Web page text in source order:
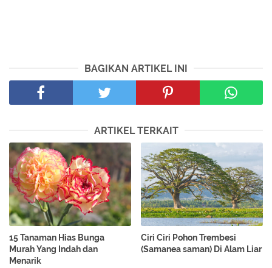
BAGIKAN ARTIKEL INI
ARTIKEL TERKAIT
15 Tanaman Hias Bunga
Murah Yang Indah dan
Menarik
Ciri Ciri Pohon Trembesi
(Samanea saman) Di Alam Liar